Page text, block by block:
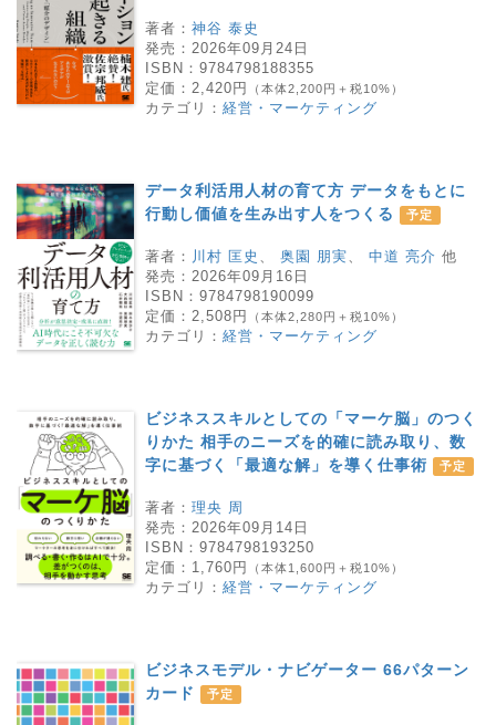
著者： 神谷 泰史
発売： 2026年09月24日
ISBN： 9784798188355
定価： 2,420円 （本体2,200円＋税10%）
カテゴリ： 経営・マーケティング
データ利活用人材の育て方 データをもとに
行動し価値を生み出す人をつくる
予定
著者： 川村 匡史 奥園 朋実 中道 亮介 他
発売： 2026年09月16日
ISBN： 9784798190099
定価： 2,508円 （本体2,280円＋税10%）
カテゴリ： 経営・マーケティング
ビジネススキルとしての「マーケ脳」のつく
りかた 相手のニーズを的確に読み取り、数
字に基づく「最適な解」を導く仕事術
予定
著者： 理央 周
発売： 2026年09月14日
ISBN： 9784798193250
定価： 1,760円 （本体1,600円＋税10%）
カテゴリ： 経営・マーケティング
ビジネスモデル・ナビゲーター 66パターン
カード
予定